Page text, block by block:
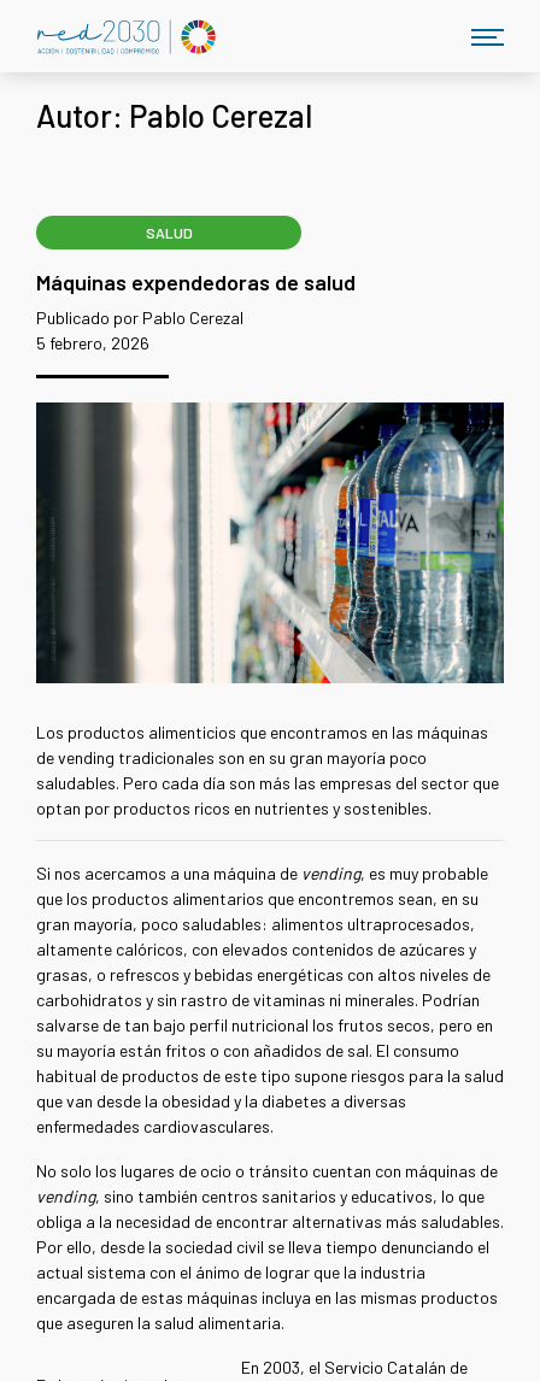
Autor: Pablo Cerezal
SALUD
Máquinas expendedoras de salud
Publicado por Pablo Cerezal
5 febrero, 2026
Los productos alimenticios que encontramos en las máquinas
de vending tradicionales son en su gran mayoría poco
saludables. Pero cada día son más las empresas del sector que
optan por productos ricos en nutrientes y sostenibles.
Si nos acercamos a una máquina de vending, es muy probable
que los productos alimentarios que encontremos sean, en su
gran mayoría, poco saludables: alimentos ultraprocesados,
altamente calóricos, con elevados contenidos de azúcares y
grasas, o refrescos y bebidas energéticas con altos niveles de
carbohidratos y sin rastro de vitaminas ni minerales. Podrían
salvarse de tan bajo perfil nutricional los frutos secos, pero en
su mayoría están fritos o con añadidos de sal. El consumo
habitual de productos de este tipo supone riesgos para la salud
que van desde la obesidad y la diabetes a diversas
enfermedades cardiovasculares.
No solo los lugares de ocio o tránsito cuentan con máquinas de
vending, sino también centros sanitarios y educativos, lo que
obliga a la necesidad de encontrar alternativas más saludables.
Por ello, desde la sociedad civil se lleva tiempo denunciando el
actual sistema con el ánimo de lograr que la industria
encargada de estas máquinas incluya en las mismas productos
que aseguren la salud alimentaria.
En 2003, el Servicio Catalán de